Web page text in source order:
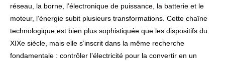
réseau, la borne, l’électronique de puissance, la batterie et le
moteur, l’énergie subit plusieurs transformations. Cette chaîne
technologique est bien plus sophistiquée que les dispositifs du
XIXe siècle, mais elle s’inscrit dans la même recherche
fondamentale : contrôler l’électricité pour la convertir en un